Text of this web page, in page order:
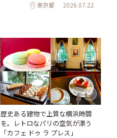
東京都 2026.07.22
歴史ある建物で上質な横浜時間
を。レトロなパリの空気が漂う
「カフェ ドゥ ラ プレス」